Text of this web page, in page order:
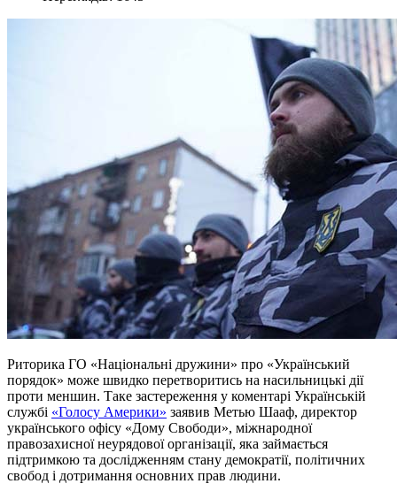
Риторика ГО «Національні дружини» про «Український
порядок» може швидко перетворитись на насильницькі дії
проти меншин. Таке застереження у коментарі Українській
службі «Голосу Америки» заявив Метью Шааф, директор
українського офісу «Дому Свободи», міжнародної
правозахисної неурядової організації, яка займається
підтримкою та дослідженням стану демократії, політичних
свобод і дотримання основних прав людини.